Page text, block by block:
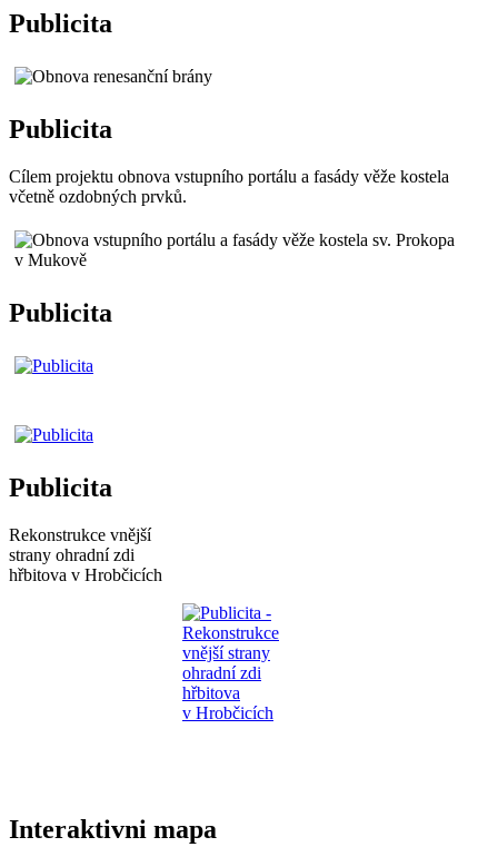
Publicita
Publicita
Cílem projektu obnova vstupního portálu a fasády věže kostela
včetně ozdobných prvků.
Publicita
Publicita
Rekonstrukce vnější
strany ohradní zdi
hřbitova v Hrobčicích
Interaktivni mapa